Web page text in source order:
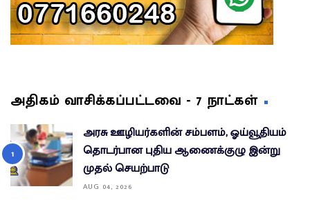
அதிகம் வாசிக்கப்பட்டவை - 7 நாட்கள்
அரசு ஊழியர்களின் சம்பளம், ஓய்வூதியம்
தொடர்பான புதிய ஆணைக்குழு இன்று
முதல் செயற்பாடு
AUG 04, 2026